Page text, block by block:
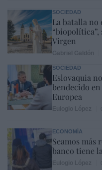
SOCIEDAD
La batalla no
Virgen
SOCIEDAD
Eslovaquia
bendecido
Europea
ECONOMÍA
Seamos más
banco tiene